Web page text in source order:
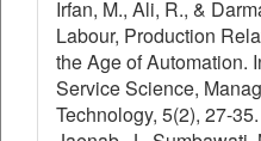
Irfan, M., Ali, R., &
Labour, Production
the Age of Automation.
Service Science,
Technology, 5(2), 27-35.